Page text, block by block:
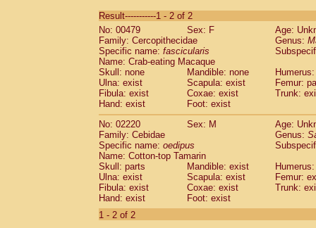
CebidaeSaguinus labiatus(0)
Cebidae Saguinus leucopus (0)
CebidaeSaguinus midas
CebidaeSaguinus mystax
Cebidae Saguinus nigricollis (1)
Cebidae Saguinus oedipus
Cebidae Saguinus weddelli
Cebidae Saguinusspp.
Cebidae Aotus trivirgatus
Cebidae
CebidaeCebus apella
Cebidae Cebus capucinus
Cebidae Cebus nigrivittatus
Cebidae Cebusspp.(0)
Cebidae Saimiri boliviensis
CebidaeSaimiri sciureus(0)
AtelidaeAlouatta caraya(0)
Result-----------1 - 2 of 2
No: 00479
Sex: F
Age:
Family: Cercopithecidae
Genus:
Specific name: fascicularis
Name: Crab-eating Macaque
Skull: none
Mandible: none
Ulna: exist
Scapula: exist
Femur:
Fibula: exist
Coxae: exist
Trunk:
Hand: exist
Foot: exist
No: 02220
Sex: M
Age:
Family: Cebidae
Genus:
Specific name: oedipus
Name: Cotton-top Tamarin
Skull: parts
Mandible: exist
Ulna: exist
Scapula: exist
Femur:
Fibula: exist
Coxae: exist
Trunk:
Hand: exist
Foot: exist
1 - 2 of 2